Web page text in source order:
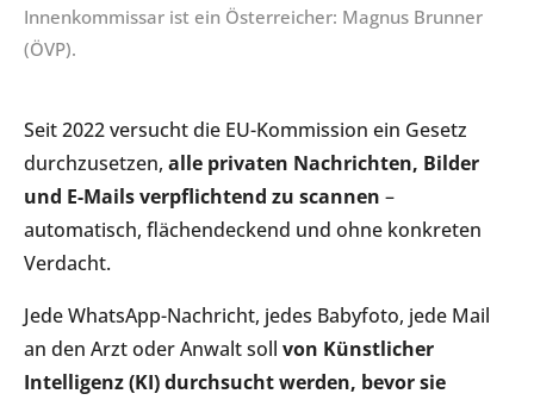
Innenkommissar ist ein Österreicher: Magnus Brunner
(ÖVP).
Seit 2022 versucht die EU-Kommission ein Gesetz
durchzusetzen, alle privaten Nachrichten, Bilder
und E-Mails verpflichtend zu scannen –
automatisch, flächendeckend und ohne konkreten
Verdacht.
Jede WhatsApp-Nachricht, jedes Babyfoto, jede Mail
an den Arzt oder Anwalt soll von Künstlicher
Intelligenz (KI) durchsucht werden, bevor sie